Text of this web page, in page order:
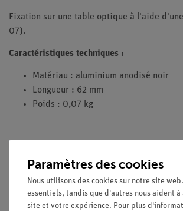
Fixation sur une table optique à l'aide
07).
Caractéristiques techniques :
Matériau : aluminium anodisé noir
Longueur : 62 mm
Poids : 0,07 kg
Livraison gratuite à partir de
Paramètres des cookies
Nous utilisons des cookies sur notre site
essentiels, tandis que d'autres nous aident à
site et votre expérience. Pour plus